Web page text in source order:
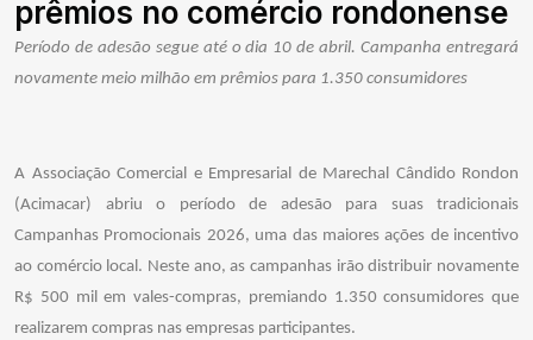
prêmios no comércio rondonense
Período de adesão segue até o dia 10 de abril. Campanha entregará
novamente meio milhão em prêmios para 1.350 consumidores
A Associação Comercial e Empresarial de Marechal Cândido Rondon
(Acimacar) abriu o período de adesão para suas tradicionais
Campanhas Promocionais 2026, uma das maiores ações de incentivo
ao comércio local. Neste ano, as campanhas irão distribuir novamente
R$ 500 mil em vales-compras, premiando 1.350 consumidores que
realizarem compras nas empresas participantes.